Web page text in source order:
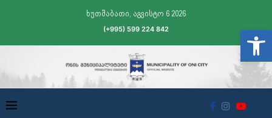
ხუთშაბათი, აგვისტო 6 2026
(+995) 599 224 842